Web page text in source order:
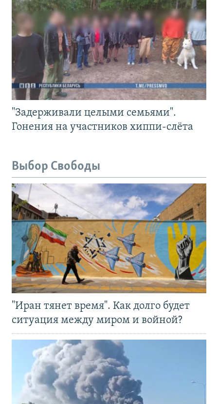
"Задерживали целыми семьями".
Гонения на участников хиппи-слёта
Выбор Свободы
"Иран тянет время". Как долго будет
ситуация между миром и войной?